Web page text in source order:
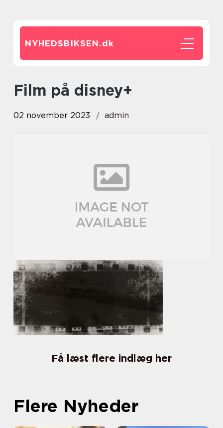
NYHEDSBIKSEN.dk
film på disney+
02 november 2023 admin
Få læst flere indlæg her
Flere Nyheder